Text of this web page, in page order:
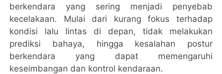
berkendara yang sering menjadi penyebab
kecelakaan. Mulai dari kurang fokus terhadap
kondisi lalu lintas di depan, tidak melakukan
prediksi bahaya, hingga kesalahan postur
berkendara yang dapat memengaruhi
keseimbangan dan kontrol kendaraan.